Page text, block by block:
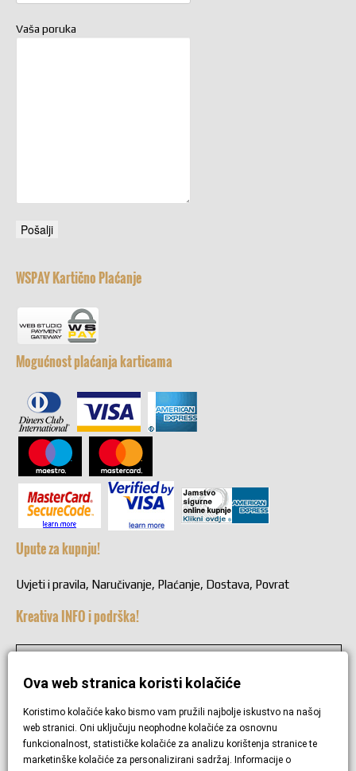
Vaša poruka
WSPAY Kartično Plaćanje
Mogućnost plaćanja karticama
Upute za kupnju!
Uvjeti i pravila, Naručivanje, Plaćanje, Dostava, Povrat
Kreativa INFO i podrška!
+38549221692
+38549221692
Pravila privatnosti i zaštita podataka
Ova web stranica koristi kolačiće
Koristimo kolačiće kako bismo vam pružili najbolje iskustvo na našoj
web stranici. Oni uključuju neophodne kolačiće za osnovnu
funkcionalnost, statističke kolačiće za analizu korištenja stranice te
marketinške kolačiće za personalizirani sadržaj. Informacije o